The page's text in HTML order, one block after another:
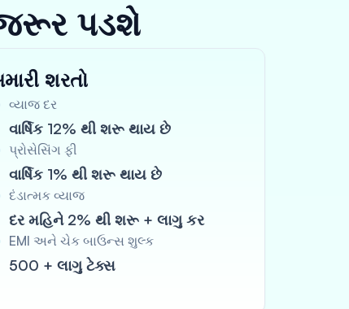
પડશે
શરતો
વ્યાજ દર
વાર્ષિક 12% થી શરૂ થાય છે
પ્રોસેસિંગ ફી
વાર્ષિક 1% થી શરૂ થાય છે
દંડાત્મક વ્યાજ
દર મહિને 2% થી શરૂ + લાગુ કર
EMI અને ચેક બાઉન્સ શુલ્ક
500 + લાગુ ટેક્સ